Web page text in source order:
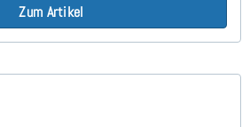
Zum Artikel